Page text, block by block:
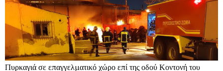
Πυρκαγιά σε επαγγελματικό χώρο επί της οδού Κοντονή του